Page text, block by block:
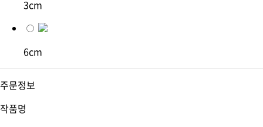
3cm
6cm
주문정보
작품명